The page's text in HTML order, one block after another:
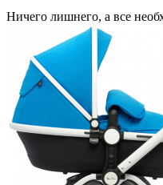
Ничего лишнего, а все